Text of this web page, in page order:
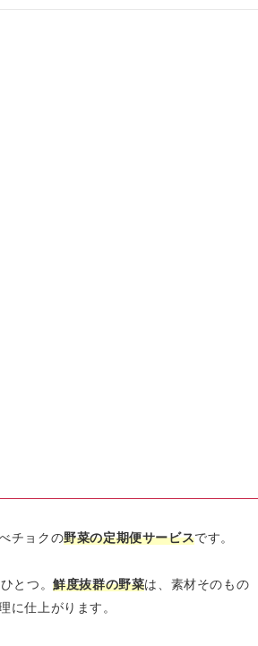
チョクの野菜の定期便サービスです。
とつ。鮮度抜群の野菜は、素材そのもの
に仕上がります。